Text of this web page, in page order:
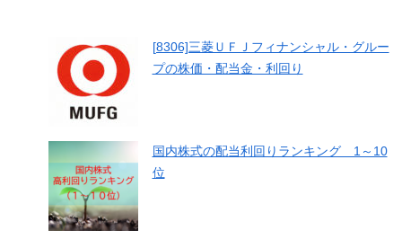
[8306]三菱ＵＦＪフィナンシャル・グルー
プの株価・配当金・利回り
国内株式の配当利回りランキング 1～10
位